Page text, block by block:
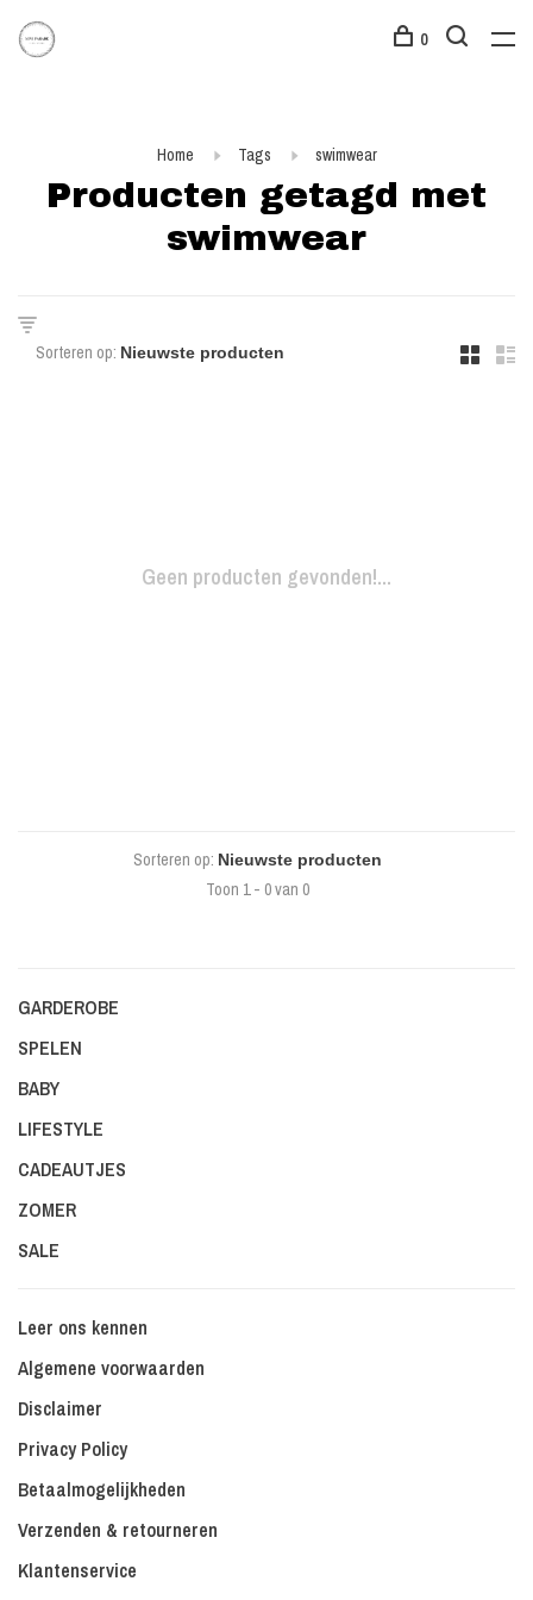
0
Home Tags swimwear
Producten getagd met
swimwear
Sorteren op:
Geen producten gevonden!...
Sorteren op:
Toon 1 - 0 van 0
GARDEROBE
SPELEN
BABY
LIFESTYLE
CADEAUTJES
ZOMER
SALE
Leer ons kennen
Algemene voorwaarden
Disclaimer
Privacy Policy
Betaalmogelijkheden
Verzenden & retourneren
Klantenservice